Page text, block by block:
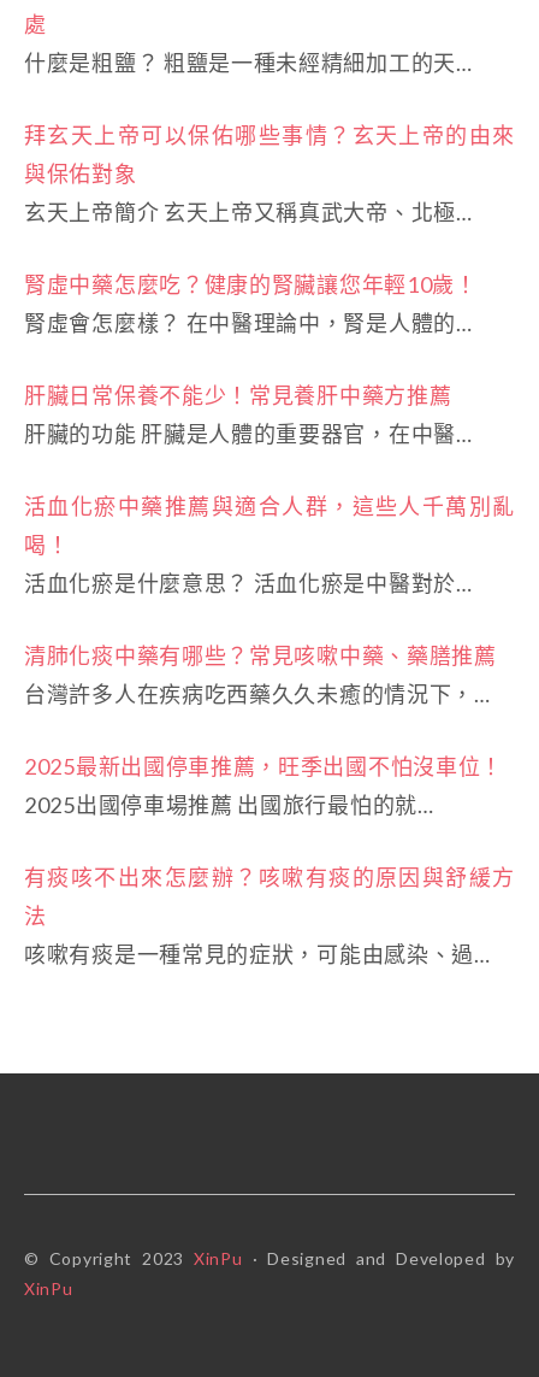
處
什麼是粗鹽？ 粗鹽是一種未經精細加工的天…
拜玄天上帝可以保佑哪些事情？玄天上帝的由來
與保佑對象
玄天上帝簡介 玄天上帝又稱真武大帝、北極…
腎虛中藥怎麼吃？健康的腎臟讓您年輕10歲！
腎虛會怎麼樣？ 在中醫理論中，腎是人體的…
肝臟日常保養不能少！常見養肝中藥方推薦
肝臟的功能 肝臟是人體的重要器官，在中醫…
活血化瘀中藥推薦與適合人群，這些人千萬別亂
喝！
活血化瘀是什麼意思？ 活血化瘀是中醫對於…
清肺化痰中藥有哪些？常見咳嗽中藥、藥膳推薦
台灣許多人在疾病吃西藥久久未癒的情況下，…
2025最新出國停車推薦，旺季出國不怕沒車位！
2025出國停車場推薦 出國旅行最怕的就…
有痰咳不出來怎麼辦？咳嗽有痰的原因與舒緩方
法
咳嗽有痰是一種常見的症狀，可能由感染、過…
© Copyright 2023XinPu · Designed and Developed by
XinPu